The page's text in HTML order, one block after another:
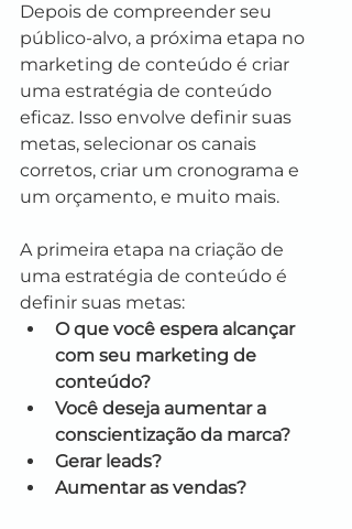
Depois de compreender seu
público-alvo, a próxima etapa no
marketing de conteúdo é criar
uma estratégia de conteúdo
eficaz. Isso envolve definir suas
metas, selecionar os canais
corretos, criar um cronograma e
um orçamento, e muito mais.
A primeira etapa na criação de
uma estratégia de conteúdo é
definir suas metas:
O que você espera alcançar
com seu marketing de
conteúdo?
Você deseja aumentar a
conscientização da marca?
Gerar leads?
Aumentar as vendas?